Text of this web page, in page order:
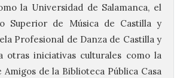
la Universidad de Salamanca, el
Superior de Música de Castilla y
Profesional de Danza de Castilla y
otras iniciativas culturales como la
Amigos de la Biblioteca Pública Casa